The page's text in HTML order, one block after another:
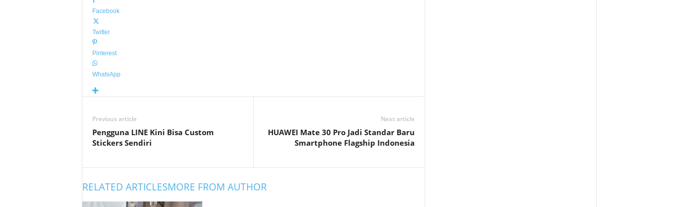
Facebook
Twitter
Pinterest
WhatsApp
Previous article
Pengguna LINE Kini Bisa Custom
Stickers Sendiri
Next article
HUAWEI Mate 30 Pro Jadi Standar Baru
Smartphone Flagship Indonesia
RELATED ARTICLESMORE FROM AUTHOR